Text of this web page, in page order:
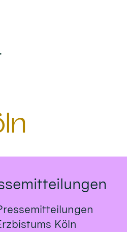
Köln